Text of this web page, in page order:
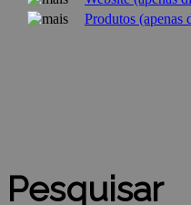
Produtos (apenas
Pesquisar